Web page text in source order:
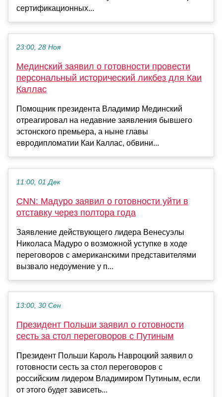
сертификационных...
23:00, 28 Ноя
Мединский заявил о готовности провести
персональный исторический ликбез для Каи
Каллас
Помощник президента Владимир Мединский
отреагировал на недавние заявления бывшего
эстонского премьера, а ныне главы
евродипломатии Каи Каллас, обвини...
11:00, 01 Дек
CNN: Мадуро заявил о готовности уйти в
отставку через полтора года
Заявление действующего лидера Венесуэлы
Николаса Мадуро о возможной уступке в ходе
переговоров с американскими представителями
вызвало недоумение у п...
13:00, 30 Сен
Президент Польши заявил о готовности
сесть за стол переговоров с Путиным
Президент Польши Кароль Навроцкий заявил о
готовности сесть за стол переговоров с
российским лидером Владимиром Путиным, если
от этого будет зависеть...